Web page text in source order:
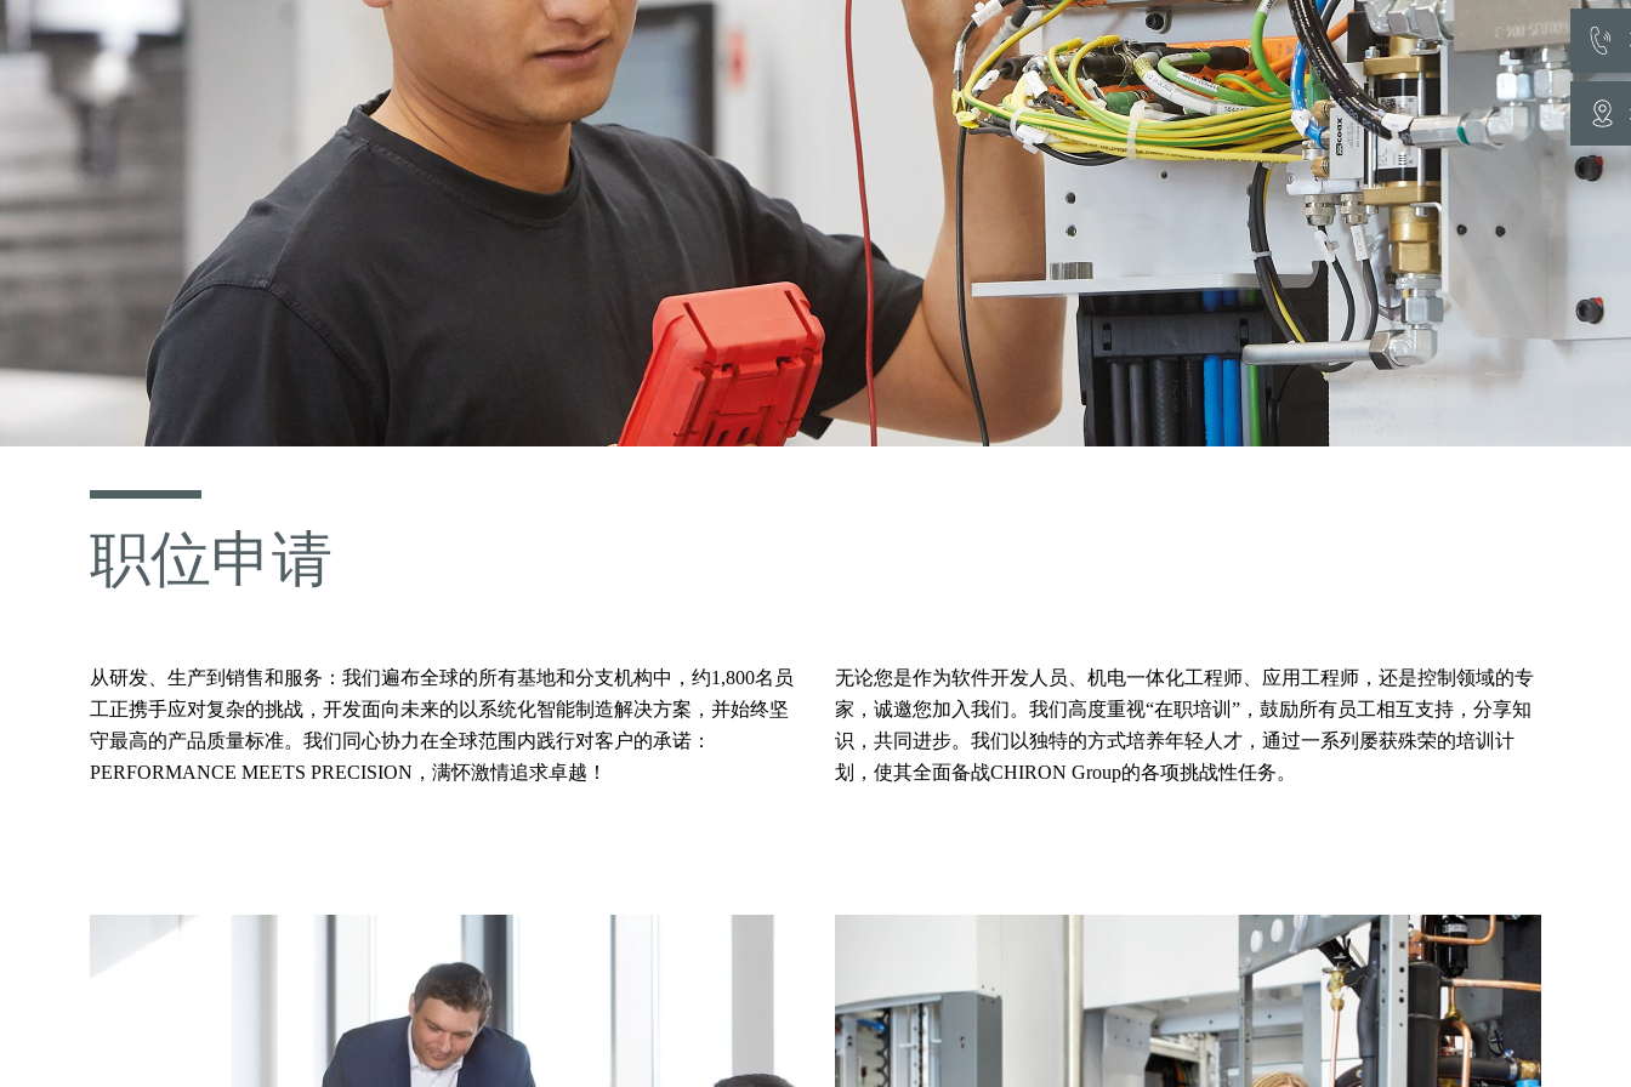
职位申请
从研发、生产到销售和服务：我们遍布全球的所有基地和分支机构中，约1,800名员
工正携手应对复杂的挑战，开发面向未来的以系统化智能制造解决方案，并始终坚
守最高的产品质量标准。我们同心协力在全球范围内践行对客户的承诺：
PERFORMANCE MEETS PRECISION，满怀激情追求卓越！
无论您是作为软件开发人员、机电一体化工程师、应用工程师，还是控制领域的专
家，诚邀您加入我们。我们高度重视“在职培训”，鼓励所有员工相互支持，分享知
识，共同进步。我们以独特的方式培养年轻人才，通过一系列屡获殊荣的培训计
划，使其全面备战CHIRON Group的各项挑战性任务。